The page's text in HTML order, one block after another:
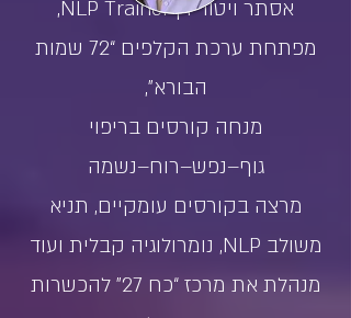
אסתר ויטוריו | NLP Trainer,
מפתחת ערכת הקלפים “72 שמות
הבורא”,
מנחה קורסים בריפוי
גוף–נפש–רוח–נשמה
מרצה בקורסים עומקיים, תניא
משולב NLP, נומרולוגיה קבלית ועוד
מנהלת את מרכז “כח 27” להכשרות